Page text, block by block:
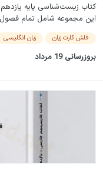
کتاب زیست‌شناسی پایه
این مجموعه شامل تمام
فلش کارت زبان زبان انگلیسی
بروزرسانی 19 مرداد